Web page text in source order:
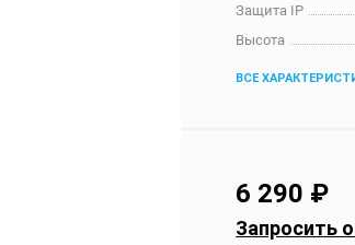
Защита IP
Высота
ВСЕ
6 290 ₽
Запросить